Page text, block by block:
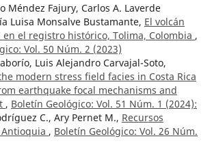
Méndez Fajury, Carlos A. Laverde
Luisa Monsalve Bustamante, El volcán
en el registro histórico, Tolima, Colombia ,
Vol. 50 Núm. 2 (2023)
Luis Alejandro Carvajal-Soto,
modern stress field facies in Costa Rica
earthquake focal mechanisms and
, Boletín Geológico: Vol. 51 Núm. 1 (2024):
C., Ary Pernet M., Recursos
, Boletín Geológico: Vol. 26 Núm.